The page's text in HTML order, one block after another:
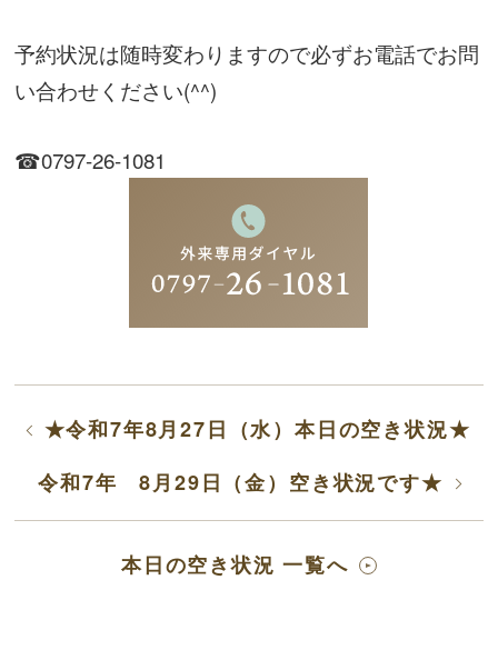
予約状況は随時変わりますので必ずお電話でお問
い合わせください(^^)
☎0797-26-1081
★令和7年8月27日（水）本日の空き状況★
令和7年 8月29日（金）空き状況です★
本日の空き状況 一覧へ